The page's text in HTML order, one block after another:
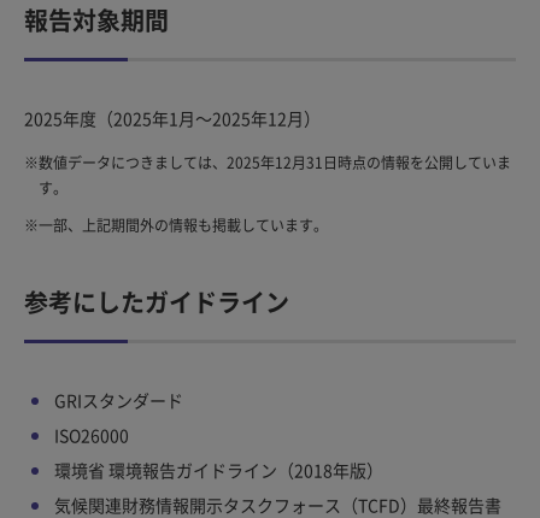
報告対象期間
2025年度（2025年1月～2025年12月）
※数値データにつきましては、2025年12月31日時点の情報を公開していま
す。
※一部、上記期間外の情報も掲載しています。
参考にしたガイドライン
GRIスタンダード
ISO26000
環境省 環境報告ガイドライン（2018年版）
気候関連財務情報開示タスクフォース（TCFD）最終報告書